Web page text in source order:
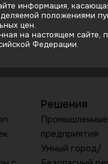
информация,
положениями
цен.
на настоящем сайте,
Федерации.
Решения
Промышленные
предприятия
Умный город/